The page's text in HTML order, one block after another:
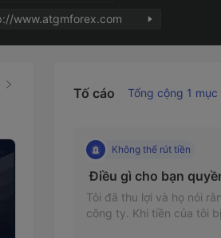
www.atgmforex.com
Tố cáo Tổng cộng 1
Không thể rút tiền
Tôi đã thu lợi và họ nói
công ty. Khi tiền của tôi